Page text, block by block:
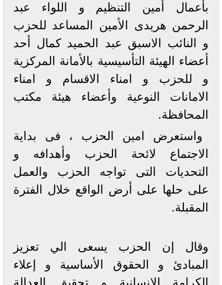
بأعمال أمين التنظيم و اللواء عبد
الرحمن هريدى الأمين المساعد للحزب
و النائب الاسبق عبد الحميد كمال أحد
أعضاء الهيئة التأسيسية بالأمانة المركزية
و للحزب و امناء الاقسام و امناء
الامانات النوعية وأعضاء هيئة مكتب
المحافظة.
واستعرض امين الحزب ، فى بداية
الاجتماع لائحة الحزب وأهدافه و
التحديات التى تواجه الحزب والعمل
على حلها على أرض الواقع خلال الفترة
المقبلة.
وقال إن الحزب يسعى الي تعزيز
المبادئ و الحقوق الأساسية و إعلاء